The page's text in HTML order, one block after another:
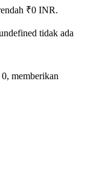
₹0 INR.
tidak ada
memberikan